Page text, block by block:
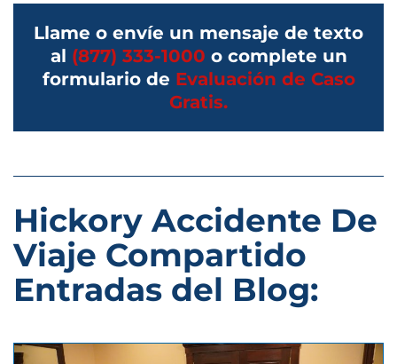
Llame o envíe un mensaje de texto
al (877) 333-1000 o complete un
formulario de Evaluación de Caso
Gratis.
Hickory Accidente De
Viaje Compartido
Entradas del Blog: